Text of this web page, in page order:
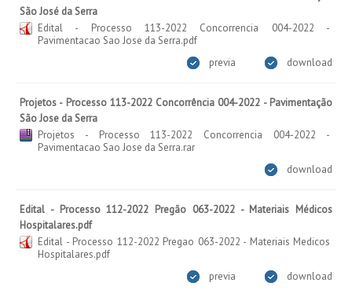
São José da Serra
Edital - Processo 113-2022 Concorrencia 004-2022 -
Pavimentacao Sao Jose da Serra.pdf
download
previa
Projetos - Processo 113-2022 Concorrência 004-2022 - Pavimentação
São Jose da Serra
Projetos - Processo 113-2022 Concorrencia 004-2022 -
Pavimentacao Sao Jose da Serra.rar
download
Edital - Processo 112-2022 Pregão 063-2022 - Materiais Médicos
Hospitalares.pdf
Edital - Processo 112-2022 Pregao 063-2022 - Materiais Medicos
Hospitalares.pdf
download
previa